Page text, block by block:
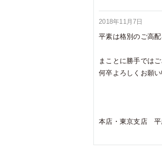
2018年11月7日
平素は格別のご高
まことに勝手では
何卒よろしくお願い
本店・東京支店 平